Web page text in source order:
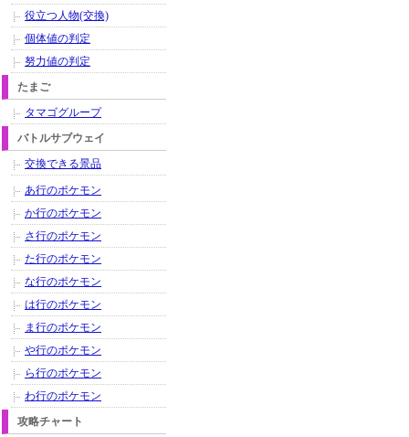
役立つ人物(交換)
個体値の判定
努力値の判定
たまご
タマゴグループ
バトルサブウェイ
交換できる景品
あ行のポケモン
か行のポケモン
さ行のポケモン
た行のポケモン
な行のポケモン
は行のポケモン
ま行のポケモン
や行のポケモン
ら行のポケモン
わ行のポケモン
攻略チャート